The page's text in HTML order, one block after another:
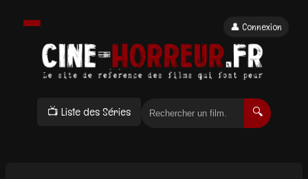
📺 Liste des Séries 🔍
👤 Connexion